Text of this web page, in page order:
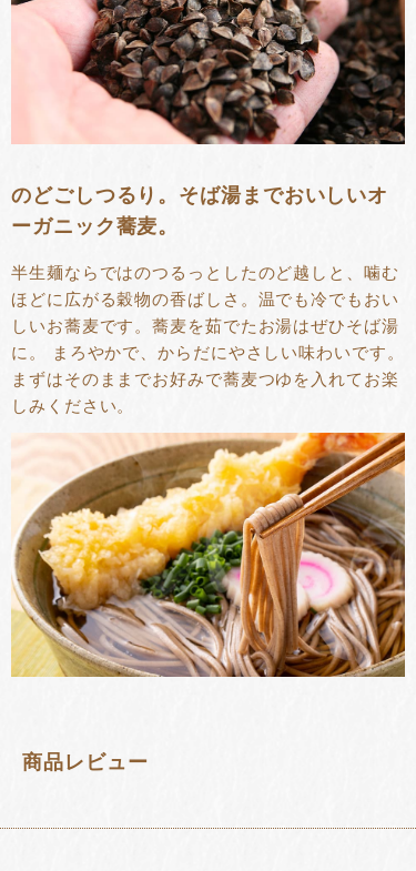
のどごしつるり。そば湯までおいしいオ
ーガニック蕎麦。
半生麺ならではのつるっとしたのど越しと、噛む
ほどに広がる穀物の香ばしさ。温でも冷でもおい
しいお蕎麦です。蕎麦を茹でたお湯はぜひそば湯
に。 まろやかで、からだにやさしい味わいです。
まずはそのままでお好みで蕎麦つゆを入れてお楽
しみください。
商品レビュー